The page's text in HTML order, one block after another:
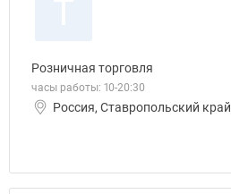
Розничная торговля
часы работы: 10-20:30
Россия, Ставропольский край